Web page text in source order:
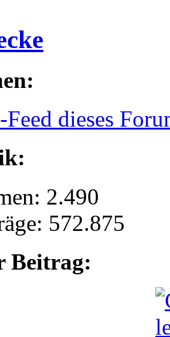
Feed dieses
2.490
572.875
Beitrag: